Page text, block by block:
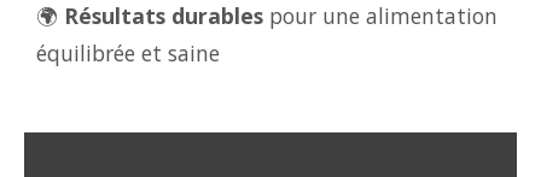
🌍 Résultats durables pour une alimentation
équilibrée et saine